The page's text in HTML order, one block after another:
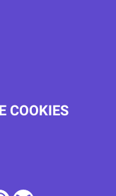
COOKIES